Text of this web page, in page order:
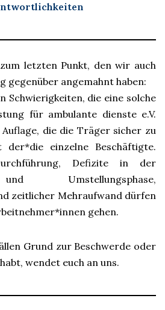
letzten Punkt, den wir auch
gegenüber angemahnt haben:
Schwierigkeiten, die eine solche
für ambulante dienste e.V.
die die Träger sicher zu
der*die einzelne Beschäftigte.
Defizite in der
Umstellungsphase,
zeitlicher Mehraufwand dürfen
gehen.
Grund zur Beschwerde oder
wendet euch an uns.